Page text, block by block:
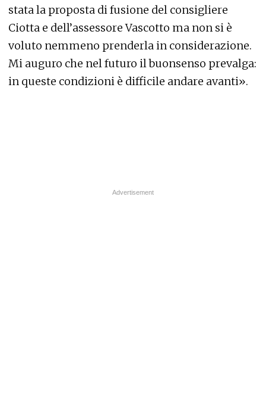
stata la proposta di fusione del consigliere
Ciotta e dell’assessore Vascotto ma non si è
voluto nemmeno prenderla in considerazione.
Mi auguro che nel futuro il buonsenso prevalga:
in queste condizioni è difficile andare avanti».